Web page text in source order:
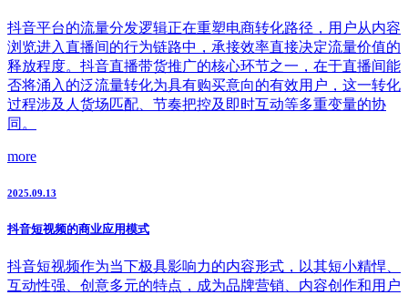
抖音平台的流量分发逻辑正在重塑电商转化路径，用户从内容
浏览进入直播间的行为链路中，承接效率直接决定流量价值的
释放程度。抖音直播带货推广的核心环节之一，在于直播间能
否将涌入的泛流量转化为具有购买意向的有效用户，这一转化
过程涉及人货场匹配、节奏把控及即时互动等多重变量的协
同。
more
2025.09.13
抖音短视频的商业应用模式
抖音短视频作为当下极具影响力的内容形式，以其短小精悍、
互动性强、创意多元的特点，成为品牌营销、内容创作和用户